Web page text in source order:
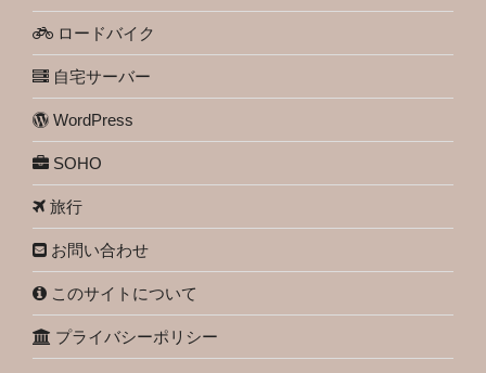
ロードバイク
自宅サーバー
WordPress
SOHO
旅行
お問い合わせ
このサイトについて
プライバシーポリシー